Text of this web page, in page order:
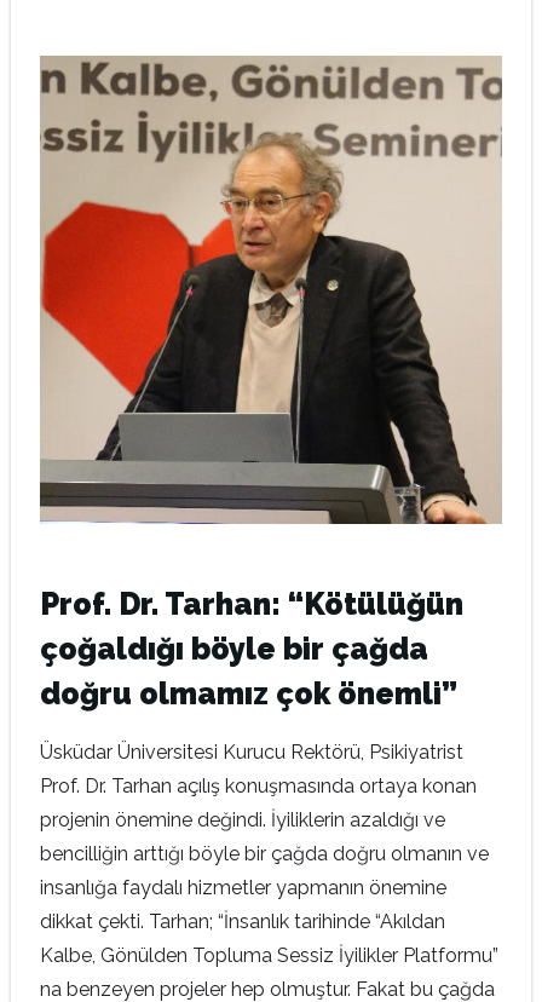
Prof. Dr. Tarhan: “Kötülüğün
çoğaldığı böyle bir çağda
doğru olmamız çok önemli”
Üsküdar Üniversitesi Kurucu Rektörü, Psikiyatrist
Prof. Dr. Tarhan açılış konuşmasında ortaya konan
projenin önemine değindi. İyiliklerin azaldığı ve
bencilliğin arttığı böyle bir çağda doğru olmanın ve
insanlığa faydalı hizmetler yapmanın önemine
dikkat çekti. Tarhan; “İnsanlık tarihinde “Akıldan
Kalbe, Gönülden Topluma Sessiz İyilikler Platformu”
na benzeyen projeler hep olmuştur. Fakat bu çağda